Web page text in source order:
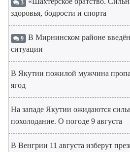
3
здоровья, бодрости и спорта
9 В Мирнинском районе
ситуации
В Якутии пожилой мужчина
ягод
На западе Якутии ожидаются
похолодание. О погоде 9 августа
В Венгрии 11 августа изберут